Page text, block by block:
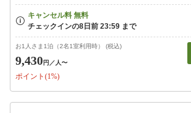
お1人さま1泊（2名1室利用時） (税込)
9,430円 ／人〜
ポイント(1%)